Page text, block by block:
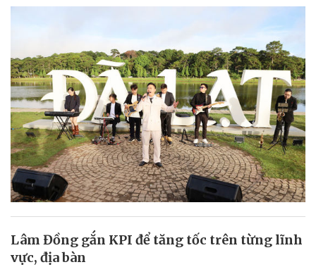
Lâm Đồng gắn KPI để tăng tốc trên từng lĩnh
vực, địa bàn